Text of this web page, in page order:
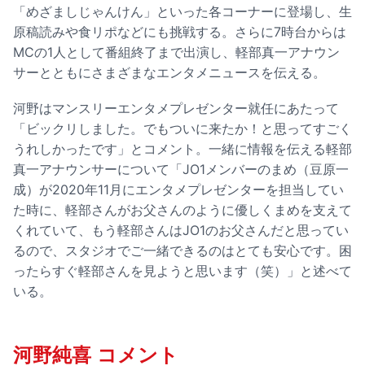
「めざましじゃんけん」といった各コーナーに登場し、生
原稿読みや食リポなどにも挑戦する。さらに7時台からは
MCの1人として番組終了まで出演し、軽部真一アナウン
サーとともにさまざまなエンタメニュースを伝える。
河野はマンスリーエンタメプレゼンター就任にあたって
「ビックリしました。でもついに来たか！と思ってすごく
うれしかったです」とコメント。一緒に情報を伝える軽部
真一アナウンサーについて「JO1メンバーのまめ（豆原一
成）が2020年11月にエンタメプレゼンターを担当してい
た時に、軽部さんがお父さんのように優しくまめを支えて
くれていて、もう軽部さんはJO1のお父さんだと思ってい
るので、スタジオでご一緒できるのはとても安心です。困
ったらすぐ軽部さんを見ようと思います（笑）」と述べて
いる。
河野純喜 コメント